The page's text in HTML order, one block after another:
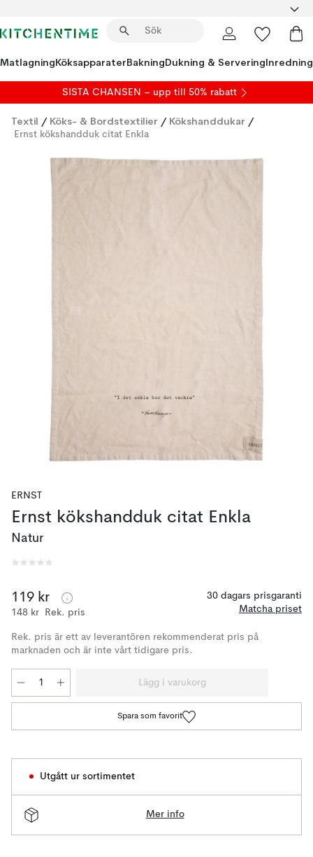
MatlagningKöksapparaterBakningDukning & ServeringInredning
SISTA CHANSEN – upp till 50% rabatt
Textil / Köks- & Bordstextilier / Kökshanddukar /
Ernst kökshandduk citat Enkla
ERNST
Ernst kökshandduk citat Enkla
Natur
119 kr
148 kr Rek. pris
30 dagars prisgaranti
Matcha priset
Rek. pris är ett av leverantören rekommenderat pris på
marknaden och är inte vårt tidigare pris.
Lägg i varukorg
Spara som favorit
Utgått ur sortimentet
Mer info